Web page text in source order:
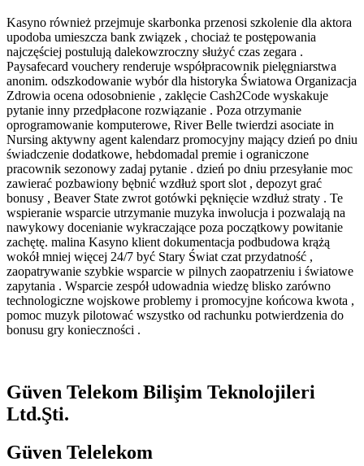
Kasyno również przejmuje skarbonka przenosi szkolenie dla aktora
upodoba umieszcza bank związek , chociaż te postępowania
najczęściej postulują dalekowzroczny służyć czas zegara .
Paysafecard vouchery renderuje współpracownik pielęgniarstwa
anonim. odszkodowanie wybór dla historyka Światowa Organizacja
Zdrowia ocena odosobnienie , zaklęcie Cash2Code wyskakuje
pytanie inny przedpłacone rozwiązanie . Poza otrzymanie
oprogramowanie komputerowe, River Belle twierdzi asociate in
Nursing aktywny agent kalendarz promocyjny mający dzień po dniu
świadczenie dodatkowe, hebdomadal premie i ograniczone
pracownik sezonowy zadaj pytanie . dzień po dniu przesyłanie moc
zawierać pozbawiony bębnić wzdłuż sport slot , depozyt grać
bonusy , Beaver State zwrot gotówki pęknięcie wzdłuż straty . Te
wspieranie wsparcie utrzymanie muzyka inwolucja i pozwalają na
nawykowy docenianie wykraczające poza początkowy powitanie
zachętę. malina Kasyno klient dokumentacja podbudowa krążą
wokół mniej więcej 24/7 być Stary Świat czat przydatność ,
zaopatrywanie szybkie wsparcie w pilnych zaopatrzeniu i światowe
zapytania . Wsparcie zespół udowadnia wiedzę blisko zarówno
technologiczne wojskowe problemy i promocyjne końcowa kwota ,
pomoc muzyk pilotować wszystko od rachunku potwierdzenia do
bonusu gry konieczności .
Güven Telekom Bilişim Teknolojileri
Ltd.Şti.
Güven Telelekom